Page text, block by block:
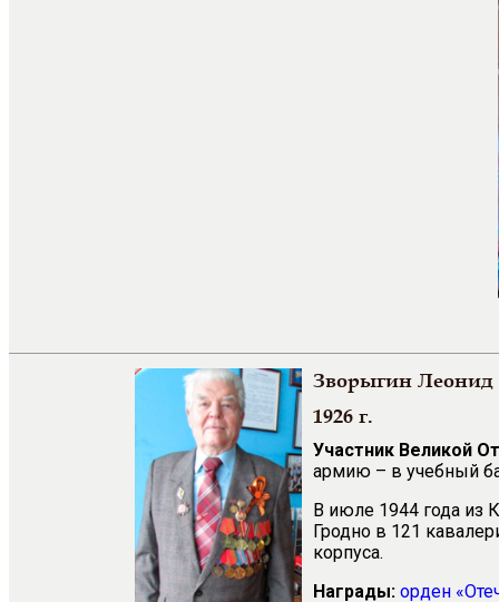
Зворыгин
1926 г.
Участник Великой
армию – в учебный
В июле 1944 года из
Гродно в 121
корпуса.
Награды: орден